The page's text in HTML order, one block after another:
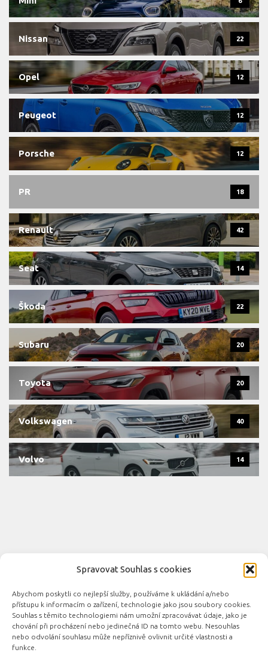
Spravovat Souhlas s cookies
Abychom poskytli co nejlepší služby, používáme k ukládání a/nebo
přístupu k informacím o zařízení, technologie jako jsou soubory cookies.
Souhlas s těmito technologiemi nám umožní zpracovávat údaje, jako je
chování při procházení nebo jedinečná ID na tomto webu. Nesouhlas
nebo odvolání souhlasu může nepříznivě ovlivnit určité vlastnosti a
funkce.
Nissan 22
Opel 12
Peugeot 12
Porsche 12
PR 18
Renault 42
Seat 14
Škoda 22
Subaru 20
Toyota 20
Volkswagen 40
Volvo 14
Novinky automobilového průmyslu © 2026. Všechna práva
vyhrazena.
Podporováno - Designed with the